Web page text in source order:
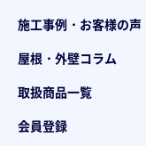
施工事例・お客様の声
屋根・外壁コラム
取扱商品一覧
会員登録